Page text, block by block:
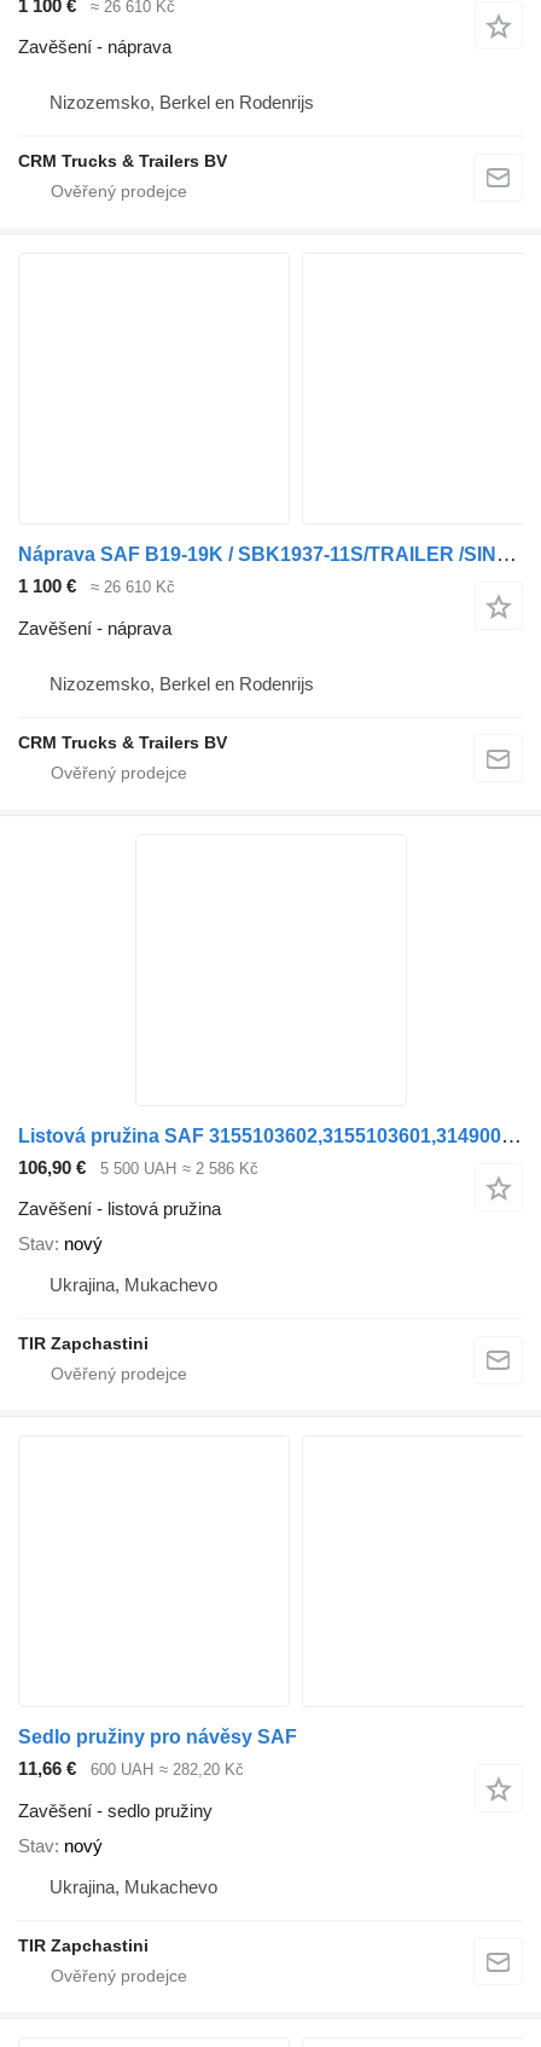
1 100 € ≈ 26 610 Kč
Zavěšení - náprava
Nizozemsko, Berkel en Rodenrijs
CRM Trucks & Trailers BV
Náprava SAF B19-19K / SBK1937-11S/TRAILER /SINGLE TIRES/ DISC
1 100 € ≈ 26 610 Kč
Zavěšení - náprava
Nizozemsko, Berkel en Rodenrijs
CRM Trucks & Trailers BV
Listová pružina SAF 3155103602,3155103601,3149004502.88616700.88616700.F188Z035Z pro přívěsy Kögel
106,90 € 5 500 UAH ≈ 2 586 Kč
Zavěšení - listová pružina
Stav nový
Ukrajina, Mukachevo
TIR Zapchastini
Sedlo pružiny pro návěsy SAF
11,66 €
600 UAH ≈ 282,20 Kč
Zavěšení - sedlo pružiny
Stav nový
Ukrajina, Mukachevo
TIR Zapchastini